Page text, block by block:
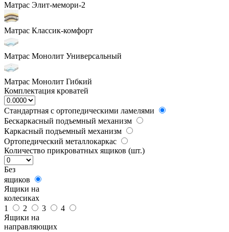
Матрас Элит-мемори-2
Матрас Классик-комфорт
Матрас Монолит Универсальный
Матрас Монолит Гибкий
Комплектация кроватей
Стандартная с ортопедическими ламелями
Бескаркасный подъемный механизм
Каркасный подъемный механизм
Ортопедический металлокаркас
Количество прикроватных ящиков (шт.)
Без
ящиков
Ящики на
колесиках
1
2 3
4
Ящики на
направляющих